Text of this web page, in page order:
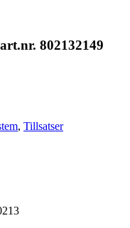
802132149
, Tillsatser